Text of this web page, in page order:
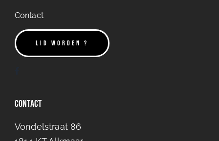
Contact
LID WORDEN ?
Contact
Vondelstraat 86